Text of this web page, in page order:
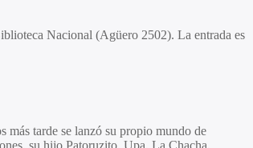
Nacional (Agüero 2502). La entrada es
más tarde se lanzó su propio mundo de
su hijo Patoruzito, Upa, La Chacha,